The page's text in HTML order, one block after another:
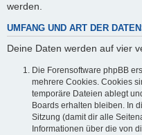
werden.
UMFANG UND ART DER
Deine Daten werden auf vier
Die Forensoftware phpBB
mehrere Cookies. Cookies
temporäre Dateien ablegt
Boards erhalten bleiben. In
Sitzung (damit dir alle
Informationen über die von